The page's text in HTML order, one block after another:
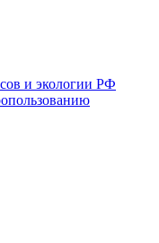
и экологии РФ